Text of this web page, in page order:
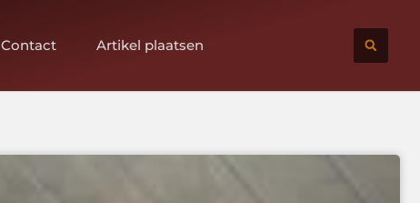
Contact Artikel plaatsen